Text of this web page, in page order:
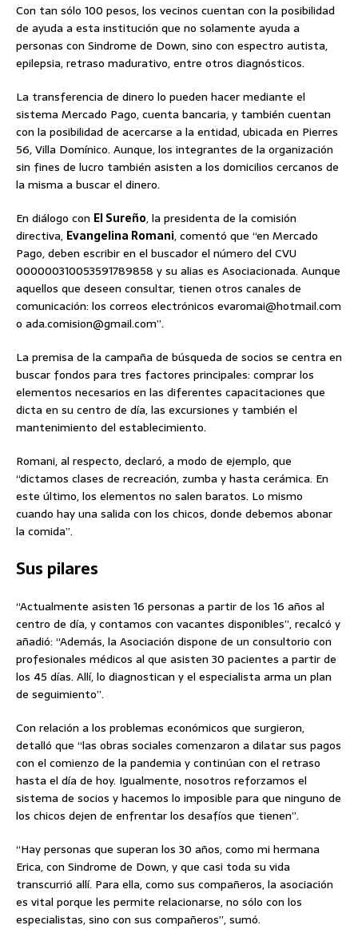
Con tan sólo 100 pesos, los vecinos cuentan con la posibilidad
de ayuda a esta institución que no solamente ayuda a
personas con Sindrome de Down, sino con espectro autista,
epilepsia, retraso madurativo, entre otros diagnósticos.
La transferencia de dinero lo pueden hacer mediante el
sistema Mercado Pago, cuenta bancaria, y también cuentan
con la posibilidad de acercarse a la entidad, ubicada en Pierres
56, Villa Domínico. Aunque, los integrantes de la organización
sin fines de lucro también asisten a los domicilios cercanos de
la misma a buscar el dinero.
En diálogo con El Sureño, la presidenta de la comisión
directiva, Evangelina Romani, comentó que “en Mercado
Pago, deben escribir en el buscador el número del CVU
000000310053591789858 y su alias es Asociacionada. Aunque
aquellos que deseen consultar, tienen otros canales de
comunicación: los correos electrónicos evaromai@hotmail.com
o ada.comision@gmail.com”.
La premisa de la campaña de búsqueda de socios se centra en
buscar fondos para tres factores principales: comprar los
elementos necesarios en las diferentes capacitaciones que
dicta en su centro de día, las excursiones y también el
mantenimiento del establecimiento.
Romani, al respecto, declaró, a modo de ejemplo, que
“dictamos clases de recreación, zumba y hasta cerámica. En
este último, los elementos no salen baratos. Lo mismo
cuando hay una salida con los chicos, donde debemos abonar
la comida”.
Sus pilares
“Actualmente asisten 16 personas a partir de los 16 años al
centro de día, y contamos con vacantes disponibles”, recalcó y
añadió: “Además, la Asociación dispone de un consultorio con
profesionales médicos al que asisten 30 pacientes a partir de
los 45 días. Allí, lo diagnostican y el especialista arma un plan
de seguimiento”.
Con relación a los problemas económicos que surgieron,
detalló que “las obras sociales comenzaron a dilatar sus pagos
con el comienzo de la pandemia y continúan con el retraso
hasta el día de hoy. Igualmente, nosotros reforzamos el
sistema de socios y hacemos lo imposible para que ninguno de
los chicos dejen de enfrentar los desafíos que tienen”.
“Hay personas que superan los 30 años, como mi hermana
Erica, con Sindrome de Down, y que casi toda su vida
transcurrió allí. Para ella, como sus compañeros, la asociación
es vital porque les permite relacionarse, no sólo con los
especialistas, sino con sus compañeros”, sumó.